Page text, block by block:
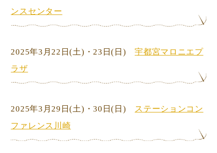
ンスセンター
2025年3月22日(土) ・23日(日)宇都宮マロニエプ
ラザ
2025年3月29日(土) ・30日(日) ステーションコン
ファレンス川崎